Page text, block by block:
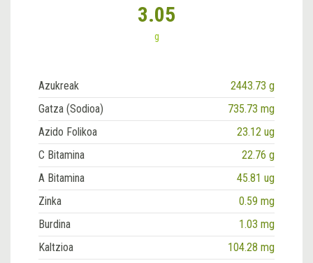
3.05
g
Azukreak
2443.73 g
Gatza (Sodioa)
735.73 mg
Azido Folikoa
23.12 ug
C Bitamina
22.76 g
A Bitamina
45.81 ug
Zinka
0.59 mg
Burdina
1.03 mg
Kaltzioa
104.28 mg